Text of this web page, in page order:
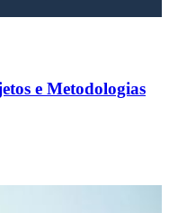
e Metodologias